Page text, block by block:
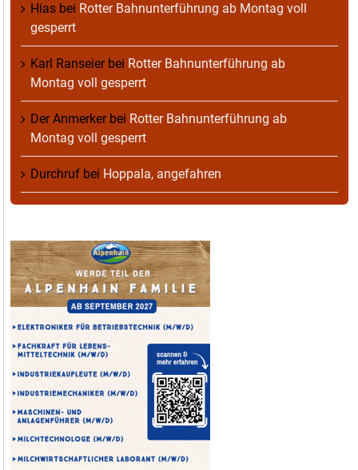
Hias bei Rotter Bahnunterführung ab Montag voll
gesperrt
Karl Ranseierbei Rotter Bahnunterführung ab
Montag voll gesperrt
Der Anmerkerbei Rotter Bahnunterführung ab
Montag voll gesperrt
Durchruf bei Hoppala, angefahren